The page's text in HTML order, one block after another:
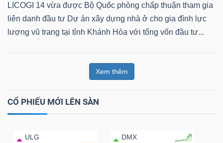
LICOGI 14 vừa được Bộ Quốc phòng chấp thuận tham gia
liên danh đầu tư Dự án xây dựng nhà ở cho gia đình lực
lượng vũ trang tại tỉnh Khánh Hòa với tổng vốn đầu tư...
Xem thêm
CỔ PHIẾU MỚI LÊN SÀN
ULG DMX